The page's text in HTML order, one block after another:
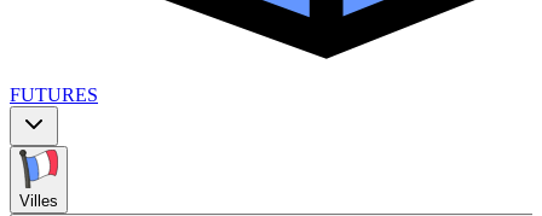
FUTURES
Villes